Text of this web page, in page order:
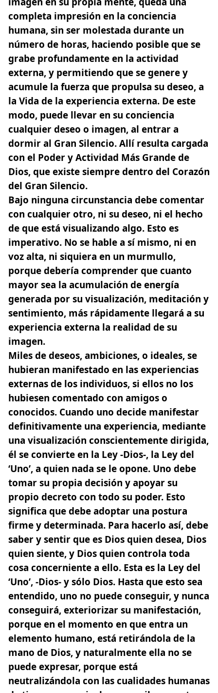
completa impresión en la conciencia
humana, sin ser molestada durante un
número de horas, haciendo posible que se
grabe profundamente en la actividad
externa, y permitiendo que se genere y
acumule la fuerza que propulsa su deseo, a
la Vida de la experiencia externa. De este
modo, puede llevar en su conciencia
cualquier deseo o imagen, al entrar a
dormir al Gran Silencio. Allí resulta cargada
con el Poder y Actividad Más Grande de
Dios, que existe siempre dentro del Corazón
del Gran Silencio.
Bajo ninguna circunstancia debe comentar
con cualquier otro, ni su deseo, ni el hecho
de que está visualizando algo. Esto es
imperativo. No se hable a sí mismo, ni en
voz alta, ni siquiera en un murmullo,
porque debería comprender que cuanto
mayor sea la acumulación de energía
generada por su visualización, meditación y
sentimiento, más rápidamente llegará a su
experiencia externa la realidad de su
imagen.
Miles de deseos, ambiciones, o ideales, se
hubieran manifestado en las experiencias
externas de los individuos, si ellos no los
hubiesen comentado con amigos o
conocidos. Cuando uno decide manifestar
definitivamente una experiencia, mediante
una visualización conscientemente dirigida,
él se convierte en la Ley -Dios-, la Ley del
‘Uno’, a quien nada se le opone. Uno debe
tomar su propia decisión y apoyar su
propio decreto con todo su poder. Esto
significa que debe adoptar una postura
firme y determinada. Para hacerlo así, debe
saber y sentir que es Dios quien desea, Dios
quien siente, y Dios quien controla toda
cosa concerniente a ello. Esta es la Ley del
‘Uno’, -Dios- y sólo Dios. Hasta que esto sea
entendido, uno no puede conseguir, y nunca
conseguirá, exteriorizar su manifestación,
porque en el momento en que entra un
elemento humano, está retirándola de la
mano de Dios, y naturalmente ella no se
puede expresar, porque está
neutralizándola con las cualidades humanas